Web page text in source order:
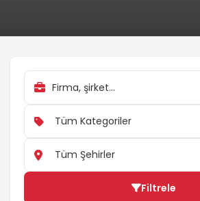
Filtrele